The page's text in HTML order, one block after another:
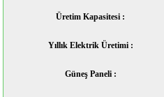
Üretim Kapasitesi :
Yıllık Elektrik Üretimi :
Güneş Paneli :